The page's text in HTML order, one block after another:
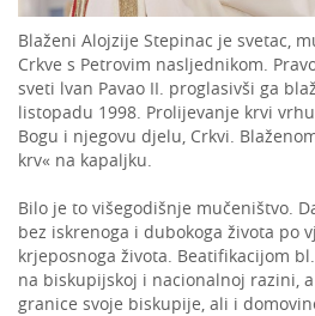
Blaženi Alojzije Stepinac je svetac,
Crkve s Petrovim nasljednikom.
sveti lvan Pavao II. proglasivši ga
listopadu 1998. Prolijevanje krvi
Bogu i njegovu djelu, Crkvi.
krv« na kapaljku.
Bilo je to višegodišnje mučeništvo.
bez iskrenoga i dubokoga života po
krjeposnoga života. Beatifikacijom
na biskupijskoj i nacionalnoj razini,
granice svoje biskupije, ali i